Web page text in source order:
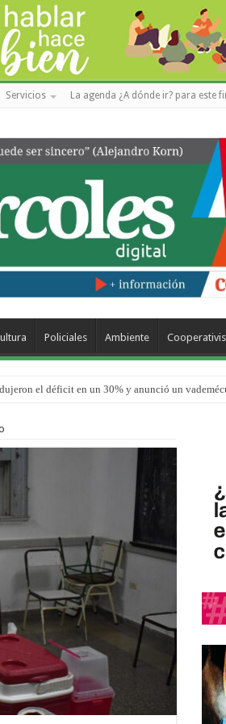
Servicios La agenda ¿A dónde ir? para este
Policiales Ambiente
el déficit en un 30% y anunció un
escolares de Entre Ríos